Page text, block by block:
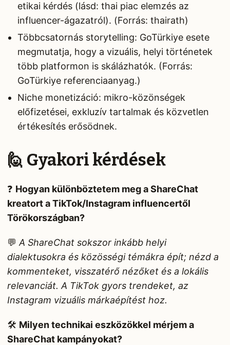
etikai kérdés (lásd: thai piac elemzés az
influencer-ágazatról). (Forrás: thairath)
Többcsatornás storytelling: GoTürkiye esete
megmutatja, hogy a vizuális, helyi történetek
több platformon is skálázhatók. (Forrás:
GoTürkiye referenciaanyag.)
Niche monetizáció: mikro-közönségek
előfizetései, exkluzív tartalmak és közvetlen
értékesítés erősödnek.
🙋 Gyakori kérdések
❓ Hogyan különböztetem meg a ShareChat
kreatort a TikTok/Instagram influencertől
Törökországban?
💬 A ShareChat sokszor inkább helyi
dialektusokra és közösségi témákra épít; nézd a
kommenteket, visszatérő nézőket és a lokális
relevanciát. A TikTok gyors trendeket, az
Instagram vizuális márkaépítést hoz.
🛠️ Milyen technikai eszközökkel mérjem a
ShareChat kampányokat?